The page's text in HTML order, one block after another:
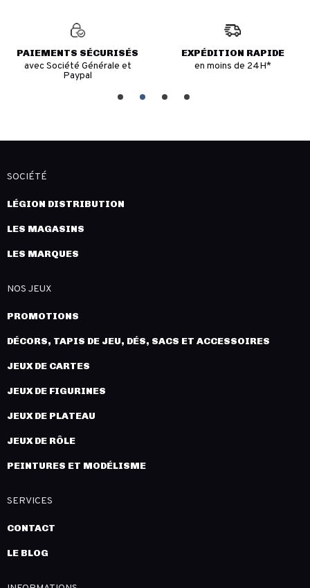
PAIEMENTS SÉCURISÉS
avec Société Générale et
Paypal
EXPÉDITION RAPIDE
en moins de 24H*
SOCIÉTÉ
LÉGION DISTRIBUTION
LES MAGASINS
LES MARQUES
NOS JEUX
PROMOTIONS
DÉCORS, TAPIS DE JEU, DÉS, SACS ET ACCESSOIRES
JEUX DE CARTES
JEUX DE FIGURINES
JEUX DE PLATEAU
JEUX DE RÔLE
PEINTURES ET MODÉLISME
SERVICES
CONTACT
LE BLOG